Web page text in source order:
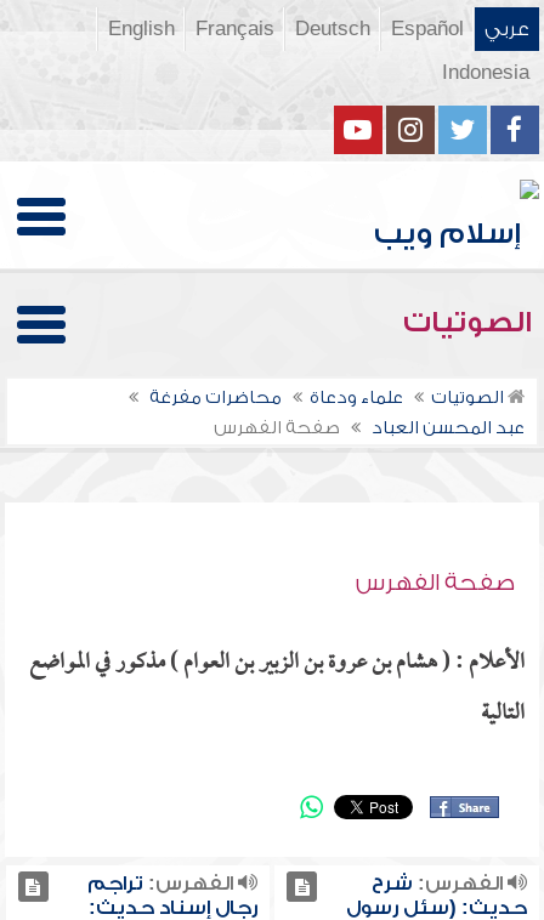
عربي Español
Deutsch
Français
English
Indonesia
الصوتيات
الصوتيات علماء ودعاة
محاضرات مفرغة
عبد المحسن العباد
صفحة الفهرس
صفحة الفهرس
الأعلام : ( هشام بن عروة بن الزبير بن العوام ) مذكور في المواضع
التالية
الفهرس: شرح
حديث: (سئل رسول
الفهرس: تراجم
رجال إسناد حديث: